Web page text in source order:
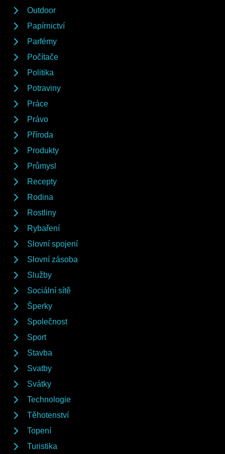
Outdoor
Papírnictví
Parfémy
Počítače
Politika
Potraviny
Práce
Právo
Příroda
Produkty
Průmysl
Recepty
Rodina
Rostliny
Rybaření
Slovní spojení
Slovní zásoba
Služby
Sociální sítě
Šperky
Společnost
Sport
Stavba
Svatby
Svátky
Technologie
Těhotenství
Topení
Turistika